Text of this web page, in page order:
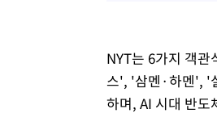
NYT는 6가지 객
스', '삼멘·하멘', '
하며, AI 시대 반도